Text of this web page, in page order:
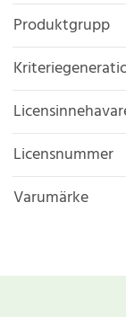
Produktgrupp
Licensnummer
Varumärke